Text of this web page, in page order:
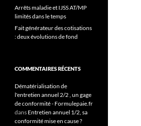
Arrêts maladie et IJSS AT/MP
limités dans le temps
Fait générateur des cotisations
: deux évolutions de fond
COMMENTAIRES RÉCENTS
Dématérialisation de
l'entretien annuel 2/2 , un gage
de conformité - Formulepaie.fr
dans Entretien annuel 1/2, sa
conformité mise en cause ?